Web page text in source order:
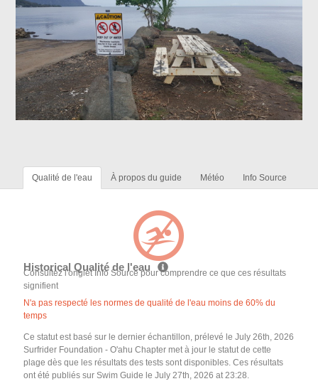
Qualité de l'eau À propos du guide Météo Info Source
Historical Qualité de l'eau
Consultez l'onglet Info Source pour comprendre ce que ces résultats
signifient
N'a pas respecté les normes de qualité de l'eau moins de 60% du
temps
Ce statut est basé sur le dernier échantillon, prélevé le July 26th, 2026
Surfrider Foundation - O'ahu Chapter met à jour le statut de cette
plage dès que les résultats des tests sont disponibles. Ces résultats
ont été publiés sur Swim Guide le July 27th, 2026 at 23:28.